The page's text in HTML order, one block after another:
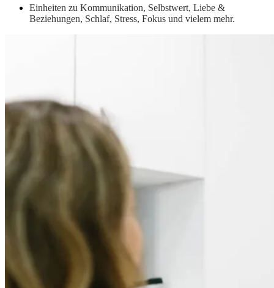
Einheiten zu Kommunikation, Selbstwert, Liebe &
Beziehungen, Schlaf, Stress, Fokus und vielem mehr.